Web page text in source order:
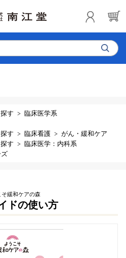
す
臨床医学系
す 臨床看護
がん・緩和ケア
す
臨床医学：内科系
そ緩和ケアの森
ドの使い方